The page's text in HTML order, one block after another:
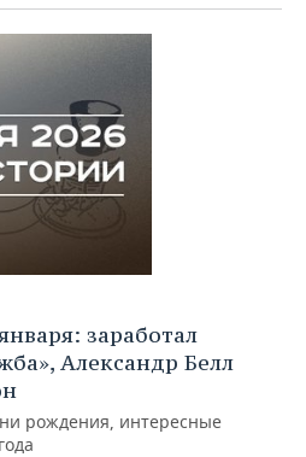
заработал
Александр Белл
рождения, интересные